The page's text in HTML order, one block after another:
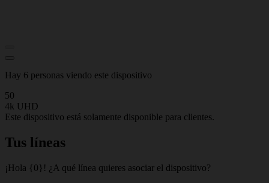
Hay 6 personas viendo este dispositivo
50
4k UHD
Este dispositivo está solamente disponible para clientes.
Tus líneas
¡Hola {0}! ¿A qué línea quieres asociar el dispositivo?